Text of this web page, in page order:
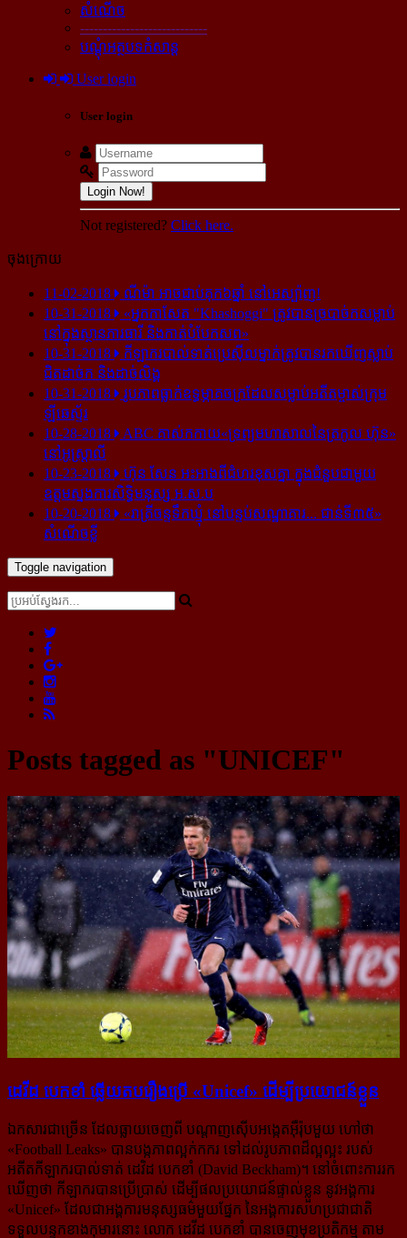
សំណើច
----------------------------
បណ្ដុំអត្ថបទកំសាន្ដ
User login
User login
Login Now!
Not registered? Click here.
ចុងក្រោយ
11-02-2018
ណីម៉ា អាច​ជាប់​គុក​៦ឆ្នាំ នៅ​អេស្ប៉ាញ!
10-31-2018
«អ្នក​កាសែត "Khashoggi" ត្រូវ​បាន​ច្របាច់ក​សម្លាប់​
នៅ​ក្នុង​ស្ថាន​ភារធារី និង​កាត់​បំបែក​សព»
10-31-2018
កីឡាករ​បាល់ទាត់​ប្រេស៊ីល​ម្នាក់​ត្រូវ​បាន​រក​ឃើញ​ស្លាប់​
ជិត​ដាច់ក និង​ដាច់​លិង្គ
10-31-2018
រូបភាព​ធ្លាក់​ឧទ្ធម្ភាគចក្រ​ដែល​សម្លាប់​អតីត​ម្ចាស់​ក្រុម​
ឡីឆេស្ទ័រ
10-28-2018
ABC គាស់​កកាយ​«ទ្រព្យមហាសាល​នៃ​ត្រកូល ហ៊ុន»​
នៅ​អូស្ត្រាលី
10-23-2018
ហ៊ុន សែន អះអាង​ពី​ជំហរ​ខុស​គ្នា ក្នុង​ជំនួប​ជាមួយ​
ឧត្តម​ស្នងការ​សិទ្ធិ​មនុស្ស អ.ស.ប
10-20-2018
«រាត្រីចន្ទទឹកឃ្មុំ នៅបន្ទប់សណ្ឋាគារ... ជាន់ទី៣៥»
សំណើចខ្លី
Toggle navigation
Posts tagged as "UNICEF"
ដេវីដ បេកខាំ ឆ្លើយ​តប​រឿង​ប្រើ «Unicef» ដើម្បី​ប្រយោជន៍​ខ្លួន
ឯកសារជាច្រើន ដែលធ្លាយចេញពី បណ្ដាញស៊ើបអង្កេតអ៊ឺរ៉ុបមួយ ហៅថា
«Football Leaks» បាន​បង្ក​ភាព​ល្អក់​កករ ទៅដល់​រូបភាព​ដ៏ល្អល្អះ របស់
អតីតកីឡាករបាល់ទាត់ ដេវិដ បេកខាំ (David Beckham)។ នៅ​ចំពោះការរក
ឃើញថា កីឡាករបានប្រើប្រាស់ ដើម្បីផលប្រយោជន៍ផ្ទាល់ខ្លួន នូវអង្គការ
«Unicef» ដែល​ជា​អង្គការមនុស្ស​ធម៌​មួយ​ផ្នែក នៃអង្គការសហប្រជាជាតិ
ទទួលបន្ទុកខាងកុមារនោះ លោក ដេវីដ បេកខាំ បាន​ចេញ​មុខ​ប្រតិកម្ម តាម​